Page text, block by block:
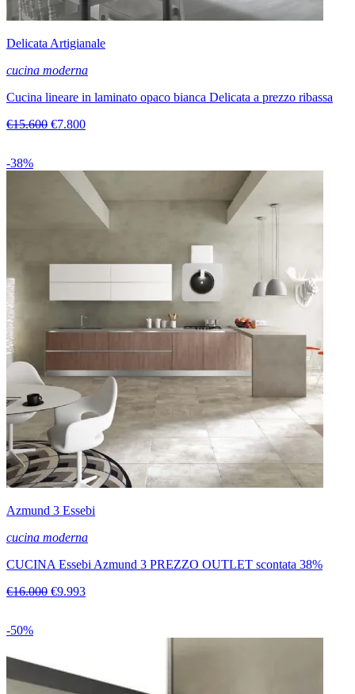
Delicata Artigianale
cucina moderna
Cucina lineare in laminato opaco bianca Delicata a prezzo ribassa
€15.600 €7.800
-38%
Azmund 3 Essebi
cucina moderna
CUCINA Essebi Azmund 3 PREZZO OUTLET scontata 38%
€16.000 €9.993
-50%